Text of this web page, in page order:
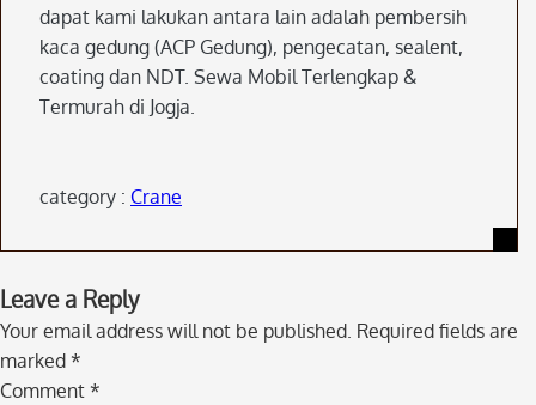
dapat kami lakukan antara lain adalah pembersih
kaca gedung (ACP Gedung), pengecatan, sealent,
coating dan NDT. Sewa Mobil Terlengkap &
Termurah di Jogja.
category : Crane
Skip
to
comment
navigation
Leave a Reply
Your email address will not be published. Required fields are
marked *
Comment *